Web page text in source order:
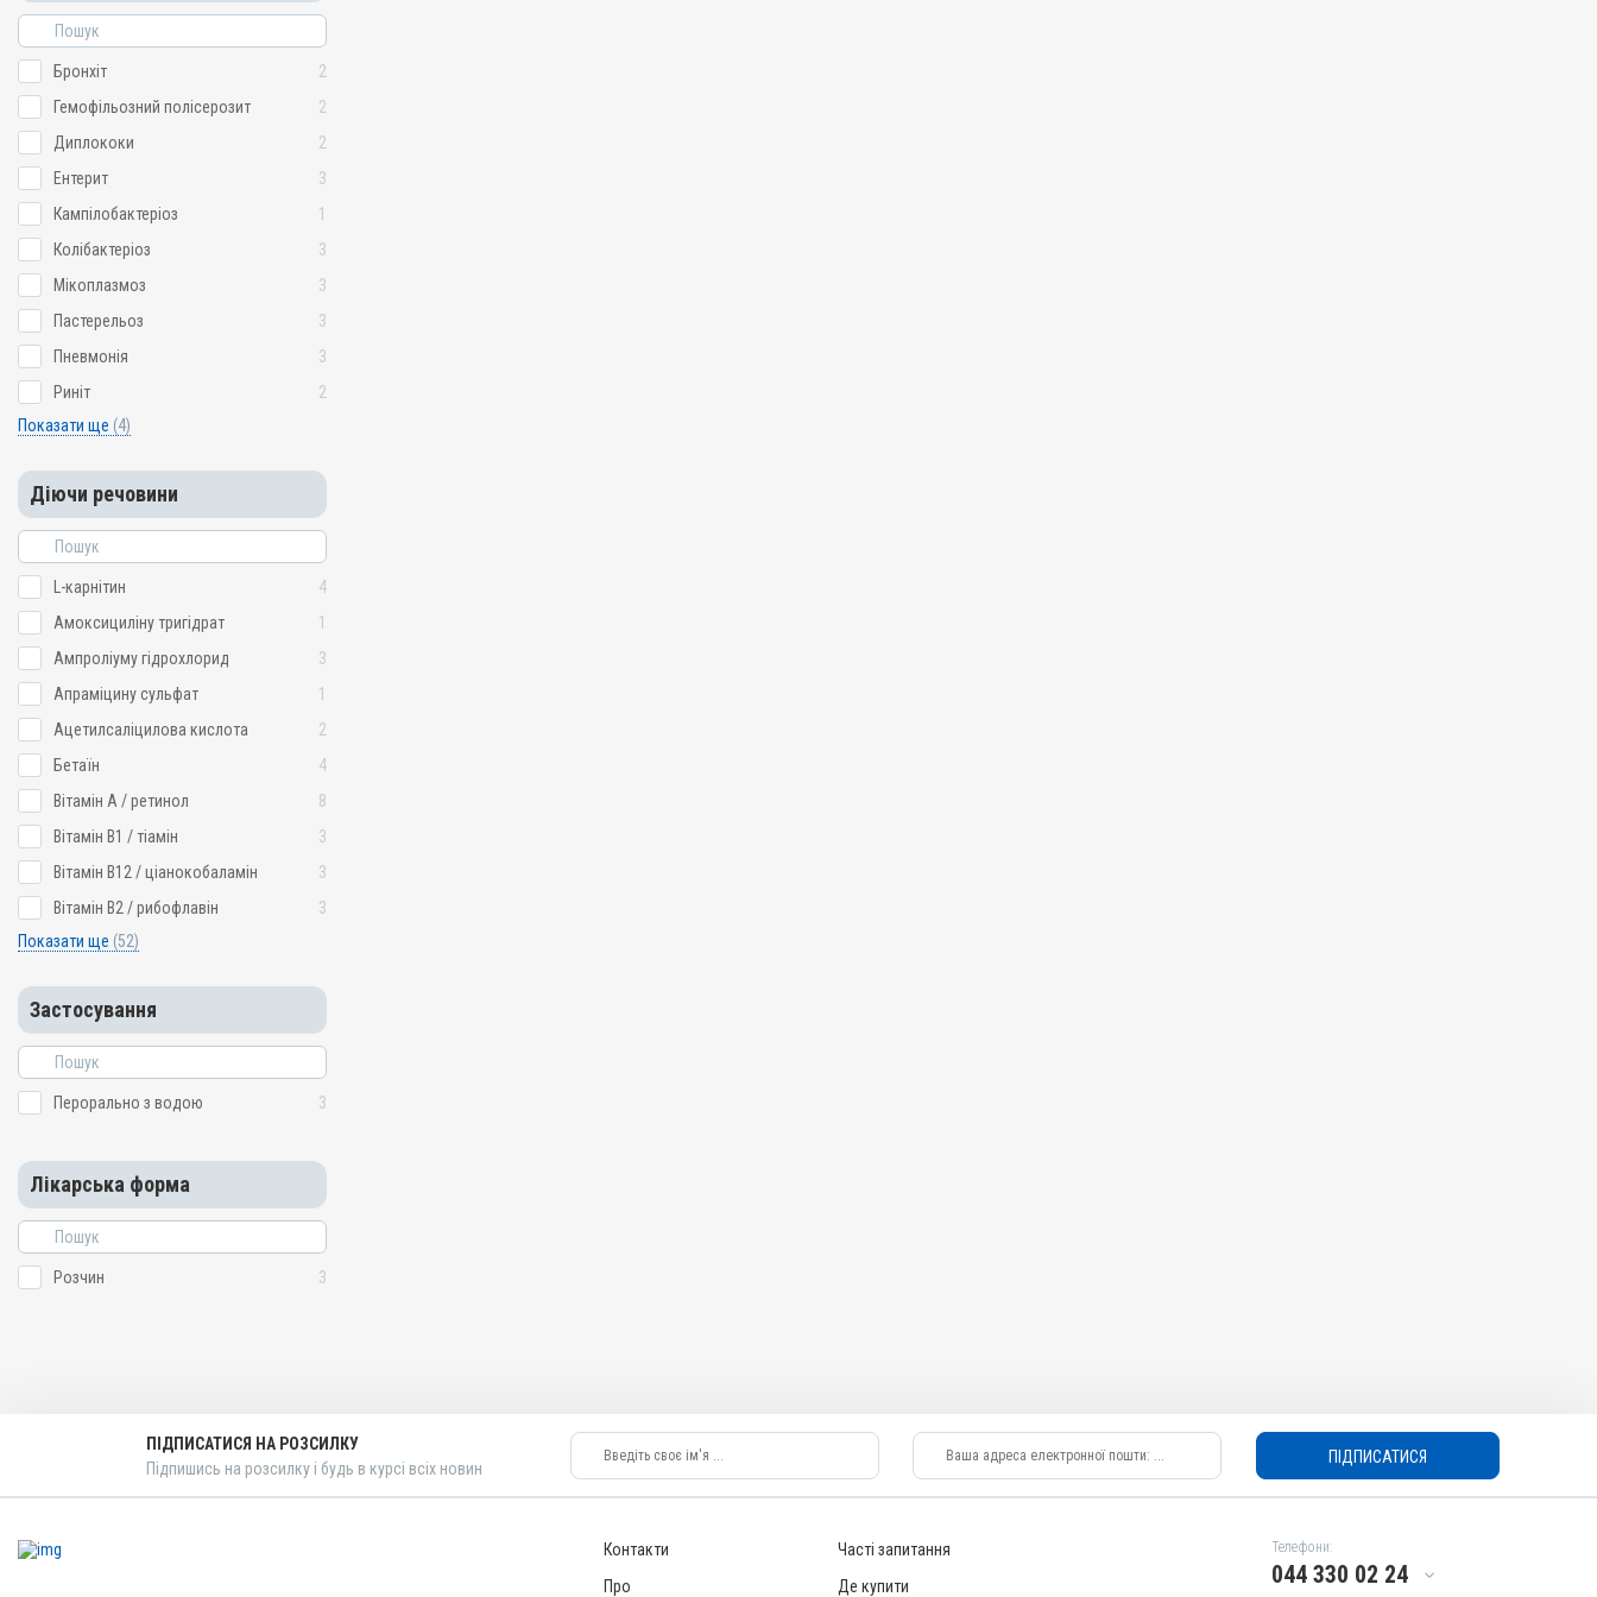
Бронхіт
2
Гемофільозний полісерозит
2
Диплококи
2
Ентерит
3
Кампілобактеріоз
1
Колібактеріоз
3
Мікоплазмоз
3
Пастерельоз
3
Пневмонія
3
Риніт
2
Показати ще (4)
Діючи речовини
L-карнітин
4
Амоксициліну тригідрат
1
Ампроліуму гідрохлорид
3
Апраміцину сульфат
1
Ацетилсаліцилова кислота
2
Бетаїн
4
Вітамін A / ретинол
8
Вітамін B1 / тіамін
3
Вітамін B12 / ціанокобаламін
3
Вітамін B2 / рибофлавін
3
Показати ще (52)
Застосування
Перорально з водою 3
Лікарська форма
Розчин 3
ПІДПИСАТИСЯ НА РОЗСИЛКУ
Підпишись на розсилку і будь в курсі всіх новин
ПІДПИСАТИСЯ
Контакти
Про
Часті запитання
Де купити
Телефони:
044 330 02 24